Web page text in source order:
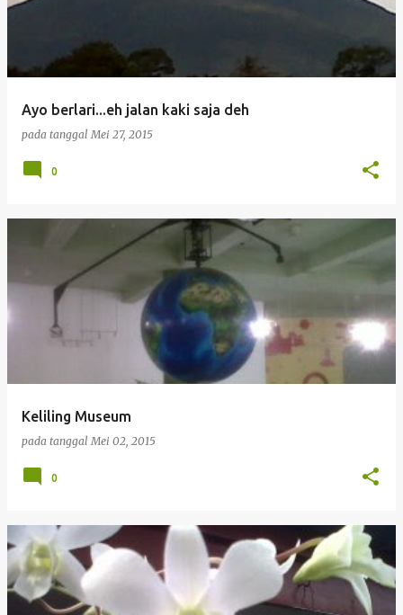
Ayo berlari...eh jalan kaki saja deh
pada tanggalMei 27, 2015
0
Keliling Museum
pada tanggalMei 02, 2015
0